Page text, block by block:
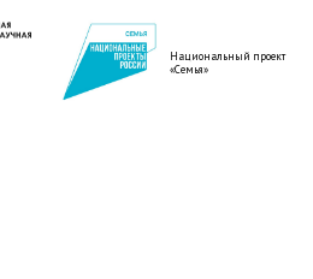
Национальный проект
«Семья»